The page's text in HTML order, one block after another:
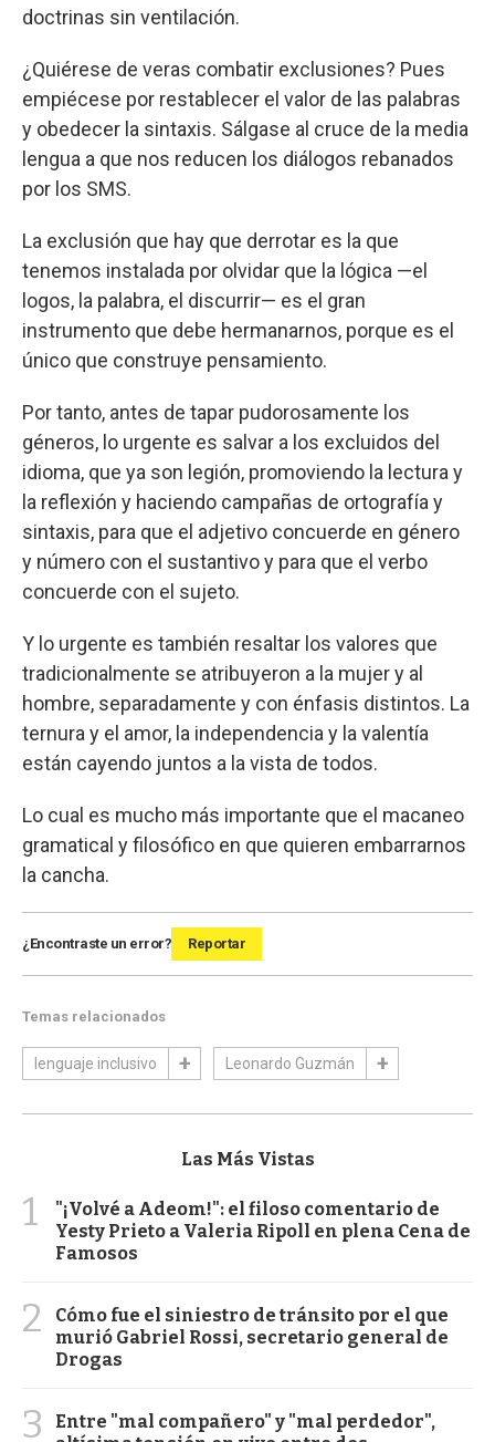
doctrinas sin ventilación.
¿Quiérese de veras combatir exclusiones? Pues
empiécese por restablecer el valor de las palabras
y obedecer la sintaxis. Sálgase al cruce de la media
lengua a que nos reducen los diálogos rebanados
por los SMS.
La exclusión que hay que derrotar es la que
tenemos instalada por olvidar que la lógica —el
logos, la palabra, el discurrir— es el gran
instrumento que debe hermanarnos, porque es el
único que construye pensamiento.
Por tanto, antes de tapar pudorosamente los
géneros, lo urgente es salvar a los excluidos del
idioma, que ya son legión, promoviendo la lectura y
la reflexión y haciendo campañas de ortografía y
sintaxis, para que el adjetivo concuerde en género
y número con el sustantivo y para que el verbo
concuerde con el sujeto.
Y lo urgente es también resaltar los valores que
tradicionalmente se atribuyeron a la mujer y al
hombre, separadamente y con énfasis distintos. La
ternura y el amor, la independencia y la valentía
están cayendo juntos a la vista de todos.
Lo cual es mucho más importante que el macaneo
gramatical y filosófico en que quieren embarrarnos
la cancha.
¿Encontraste un error? Reportar
Temas relacionados
lenguaje inclusivo Leonardo Guzmán
Las Más Vistas
1
"¡Volvé a Adeom!": el filoso comentario de
Yesty Prieto a Valeria Ripoll en plena Cena de
Famosos
2
Cómo fue el siniestro de tránsito por el que
murió Gabriel Rossi, secretario general de
Drogas
3
Entre "mal compañero" y "mal perdedor",